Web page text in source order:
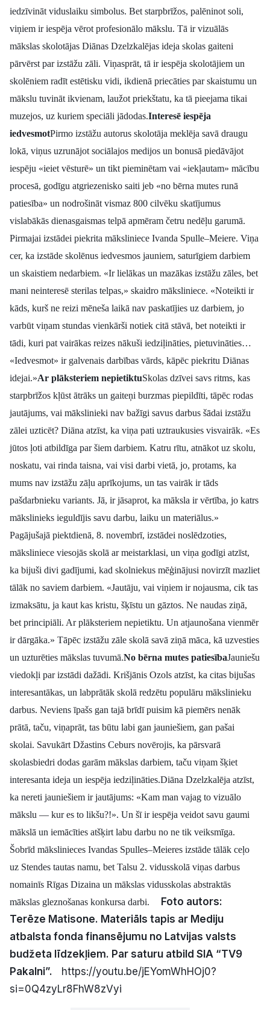
Kontakti
Ziņo redakcijai
Facebook Instagram YouTube
E-avīze Abonē
iedzīvināt viduslaiku simbolus. Bet starpbrīžos, palēninot soli,
viņiem ir iespēja vērot profesionālo mākslu. Tā ir vizuālās
mākslas skolotājas Diānas Dzelzkalējas ideja skolas gaiteni
pārvērst par izstāžu zāli. Viņasprāt, tā ir iespēja skolotājiem un
skolēniem radīt estētisku vidi, ikdienā priecāties par skaistumu un
mākslu tuvināt ikvienam, laužot priekštatu, ka tā pieejama tikai
muzejos, uz kuriem speciāli jādodas.Interesē iespēja
iedvesmotPirmo izstāžu autorus skolotāja meklēja savā draugu
lokā, viņus uzrunājot sociālajos medijos un bonusā piedāvājot
iespēju «ieiet vēsturē» un tikt pieminētam vai «iekļautam» mācību
procesā, godīgu atgriezenisko saiti jeb «no bērna mutes runā
patiesība» un nodrošināt vismaz 800 cilvēku skatījumus
vislabākās dienasgaismas telpā apmēram četru nedēļu garumā.
Pirmajai izstādei piekrita māksliniece Ivanda Spulle–Meiere. Viņa
cer, ka izstāde skolēnus iedvesmos jauniem, saturīgiem darbiem
un skaistiem nedarbiem. «Ir lielākas un mazākas izstāžu zāles, bet
mani neinteresē sterilas telpas,» skaidro māksliniece. «Noteikti ir
kāds, kurš ne reizi mēneša laikā nav paskatījies uz darbiem, jo
varbūt viņam stundas vienkārši notiek citā stāvā, bet noteikti ir
tādi, kuri pat vairākas reizes nākuši iedziļināties, pietuvināties…
«Iedvesmot» ir galvenais darbības vārds, kāpēc piekritu Diānas
idejai.»Ar plāksteriem nepietiktuSkolas dzīvei savs ritms, kas
starpbrīžos kļūst ātrāks un gaiteņi burzmas piepildīti, tāpēc rodas
jautājums, vai mākslinieki nav bažīgi savus darbus šādai izstāžu
zālei uzticēt? Diāna atzīst, ka viņa pati uztraukusies visvairāk. «Es
jūtos ļoti atbildīga par šiem darbiem. Katru rītu, atnākot uz skolu,
noskatu, vai rinda taisna, vai visi darbi vietā, jo, protams, ka
mums nav izstāžu zāļu aprīkojums, un tas vairāk ir tāds
pašdarbnieku variants. Jā, ir jāsaprot, ka māksla ir vērtība, jo katrs
mākslinieks ieguldījis savu darbu, laiku un materiālus.»
Pagājušajā piektdienā, 8. novembrī, izstādei noslēdzoties,
māksliniece viesojās skolā ar meistarklasi, un viņa godīgi atzīst,
ka bijuši divi gadījumi, kad skolniekus mēģinājusi novirzīt mazliet
tālāk no saviem darbiem. «Jautāju, vai viņiem ir nojausma, cik tas
izmaksātu, ja kaut kas kristu, šķīstu un gāztos. Ne naudas ziņā,
bet principiāli. Ar plāksteriem nepietiktu. Un atjaunošana vienmēr
ir dārgāka.» Tāpēc izstāžu zāle skolā savā ziņā māca, kā uzvesties
un uzturēties mākslas tuvumā.No bērna mutes patiesībaJauniešu
viedokļi par izstādi dažādi. Krišjānis Ozols atzīst, ka citas bijušas
interesantākas, un labprātāk skolā redzētu populāru mākslinieku
darbus. Neviens īpašs gan tajā brīdī puisim kā piemērs nenāk
prātā, taču, viņaprāt, tas būtu labi gan jauniešiem, gan pašai
skolai. Savukārt Džastins Ceburs novērojis, ka pārsvarā
skolasbiedri dodas garām mākslas darbiem, taču viņam šķiet
interesanta ideja un iespēja iedziļināties.Diāna Dzelzkalēja atzīst,
ka nereti jauniešiem ir jautājums: «Kam man vajag to vizuālo
mākslu — kur es to likšu?!». Un šī ir iespēja veidot savu gaumi
mākslā un iemācīties atšķirt labu darbu no ne tik veiksmīga.
Šobrīd mākslinieces Ivandas Spulles–Meieres izstāde tālāk ceļo
uz Stendes tautas namu, bet Talsu 2. vidusskolā viņas darbus
nomainīs Rīgas Dizaina un mākslas vidusskolas abstraktās
mākslas gleznošanas konkursa darbi.
Foto autors:
Terēze Matisone. Materiāls tapis ar Mediju
atbalsta fonda finansējumu no Latvijas valsts
budžeta līdzekļiem. Par saturu atbild SIA “TV9
Pakalni”. https://youtu.be/jEYomWhHOj0?
si=0Q4zyLr8FhW8zVyi